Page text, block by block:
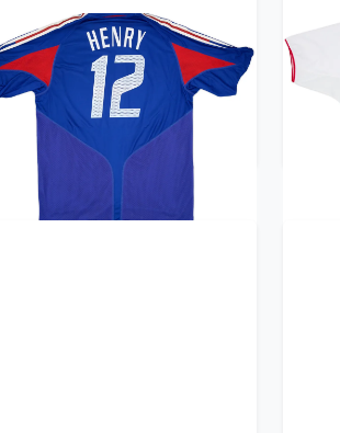
2004-06 France Home Shirt
Henry #12 (XL)
359.99£ · ca. €425
Trikot kaufen